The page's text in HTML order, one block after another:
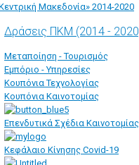
Μακεδονία» 2014-2020
Δράσεις ΠΚΜ (2014 -
Μεταποίηση - Τουρισμός
Εμπόριο - Υπηρεσίες
Κουπόνια Τεχνολογίας
Κουπόνια Καινοτομίας
Επενδυτικά Σχέδια Καινοτομίας
Κεφάλαιο Κίνησης Covid-19